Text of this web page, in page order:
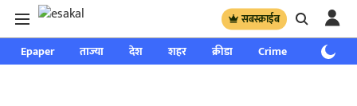
सबस्क्राईब
Epaper ताज्या देश शहर क्रीडा Crime साप्ताहिक